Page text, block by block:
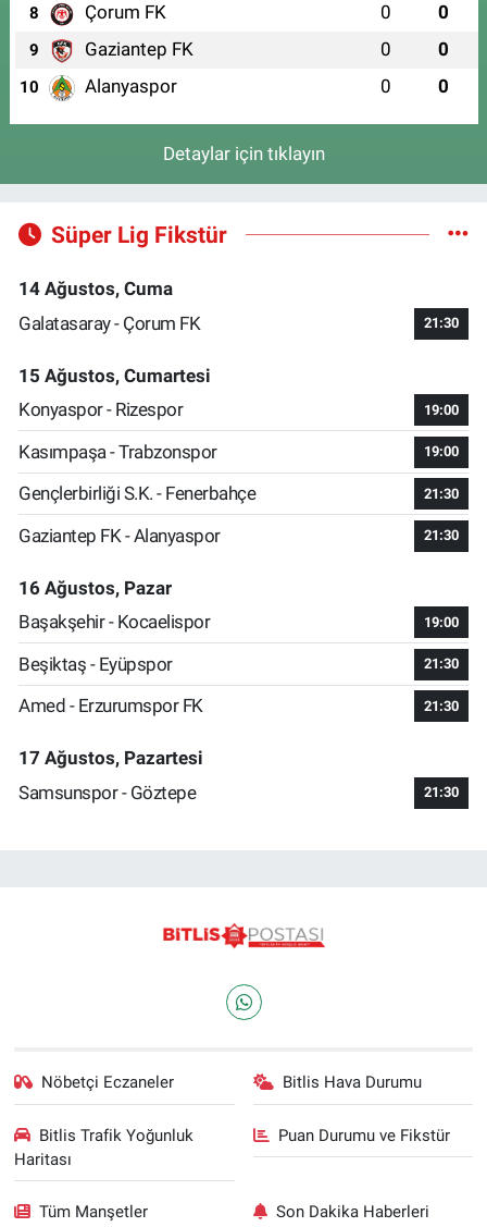
8 Çorum FK 0 0
9 Gaziantep FK 0 0
10 Alanyaspor 0 0
Detaylar için tıklayın
Süper Lig Fikstür
14 Ağustos, Cuma
Galatasaray - Çorum FK
21:30
15 Ağustos, Cumartesi
Konyaspor - Rizespor
19:00
Kasımpaşa - Trabzonspor 19:00
Gençlerbirliği S.K. - Fenerbahçe 21:30
Gaziantep FK - Alanyaspor 21:30
16 Ağustos, Pazar
Başakşehir - Kocaelispor
19:00
Beşiktaş - Eyüpspor 21:30
Amed - Erzurumspor FK 21:30
17 Ağustos, Pazartesi
Samsunspor - Göztepe
21:30
Nöbetçi Eczaneler Bitlis Hava Durumu
Bitlis Trafik Yoğunluk
Haritası
Puan Durumu ve Fikstür
Tüm Manşetler Son Dakika Haberleri